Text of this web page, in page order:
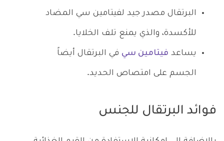
البرتقال مصدر جيد لفيتامين سي المضاد
للأكسدة، والذي يمنع تلف الخلايا.
يساعد فيتامين سي في البرتقال أيضاً
الجسم على امتصاص الحديد.
فوائد البرتقال للجنس